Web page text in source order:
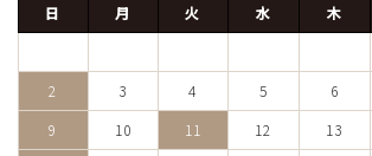
日 月 火 水 木
2
3 4 5 6
9
10 11 12 13